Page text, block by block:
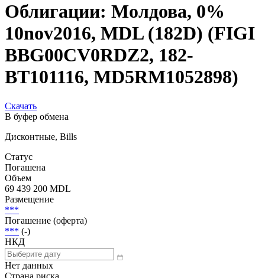
Облигации: Молдова, 0%
10nov2016, MDL (182D) (FIGI
BBG00CV0RDZ2, 182-
BT101116, MD5RM1052898)
Скачать
В буфер обмена
Дисконтные, Bills
Статус
Погашена
Объем
69 439 200 MDL
Размещение
***
Погашение (оферта)
*** (-)
НКД
Нет данных
Страна риска